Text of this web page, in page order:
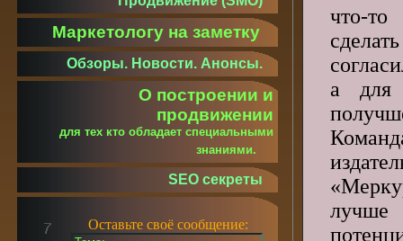
что-
а для
Маркетологу на заметку
Обзоры. Новости. Анонсы.
О построении и
продвижении
для тех кто обладает специальными
знаниями.
SEO секреты
Оставьте своё сообщение: